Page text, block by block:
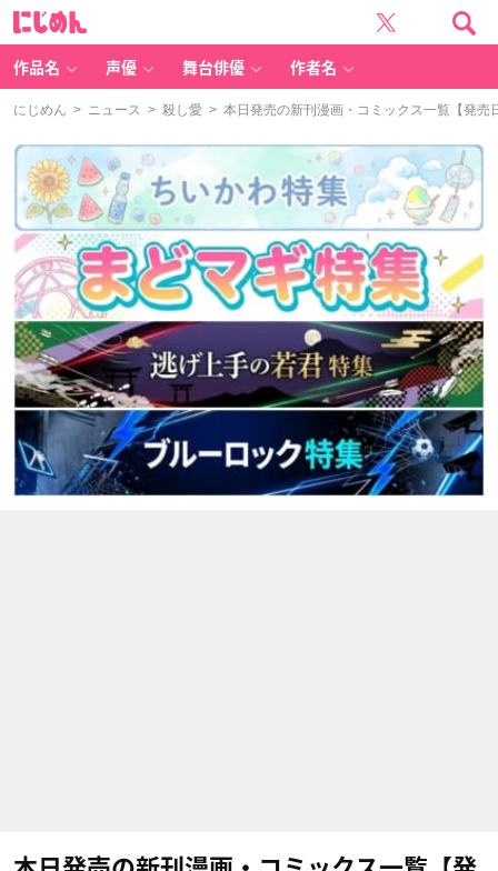
作品名 声優 舞台俳優 作者名
にじめん > ニュース > 殺し愛 > 本日発売の新刊漫画・コミックス一覧【発売